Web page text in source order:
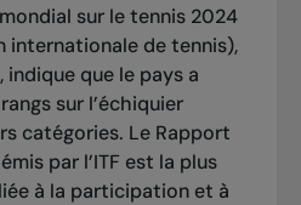
sur le tennis 2024
internationale de tennis),
que le pays a
sur l’échiquier
catégories. Le Rapport
par l’ITF est la plus
à la participation et à